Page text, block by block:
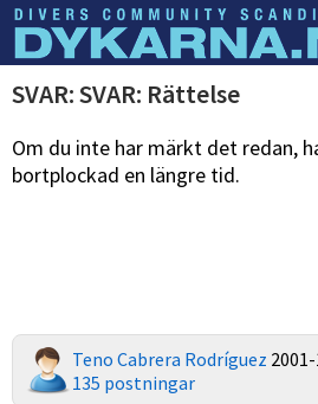
Dyknyheter
SVAR: SVAR: Rättelse
Om du inte har märkt det redan,
bortplockad en längre tid.
Teno Cabrera Rodríguez
135 postningar